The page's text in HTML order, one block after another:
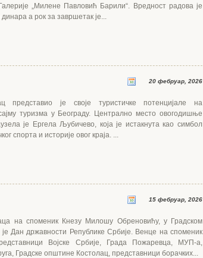
„Милене Павловић Барили“. Вредност радова је
а рок за завршетак је...
20 фебруар, 2026
представио је своје туристичке потенцијале на
туризма у Београду. Централно место овогодишње
је Ергела Љубичево, која је истакнута као симбол
спорта и историје овог краја. ...
15 фебруар, 2026
на споменик Кнезу Милошу Обреновићу, у Градском
Дан државности Републике Србије. Венце на споменик
Војске Србије, Града Пожаревца, МУП-а,
Градске општине Костолац, представници борачких...